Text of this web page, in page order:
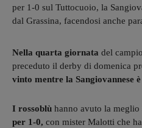
per 1-0 sul Tuttocuoio, la
dal Grassina, facendosi anche
Nella quarta giornata del
preceduto il derby di domenica
vinto mentre la Sangiovannese
I rossoblù hanno avuto la meglio
per 1-0, con mister Malotti che